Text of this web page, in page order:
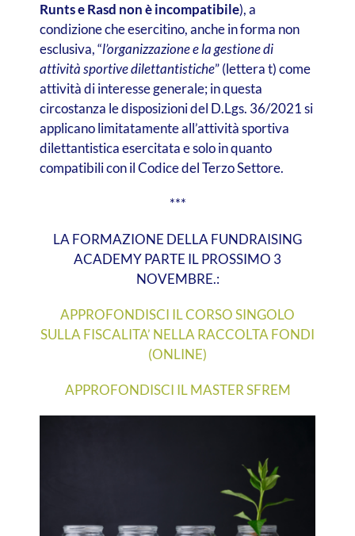
Runts e Rasd non è incompatibile), a
condizione che esercitino, anche in forma non
esclusiva, “l’organizzazione e la gestione di
attività sportive dilettantistiche” (lettera t) come
attività di interesse generale; in questa
circostanza le disposizioni del D.Lgs. 36/2021 si
applicano limitatamente all’attività sportiva
dilettantistica esercitata e solo in quanto
compatibili con il Codice del Terzo Settore.
***
LA FORMAZIONE DELLA FUNDRAISING
ACADEMY PARTE IL PROSSIMO 3
NOVEMBRE.:
APPROFONDISCI IL CORSO SINGOLO
SULLA FISCALITA’ NELLA RACCOLTA FONDI
(ONLINE)
APPROFONDISCI IL MASTER SFREM